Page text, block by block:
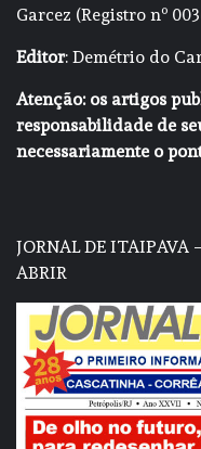
Garcez (Registro nº
Editor: Demétrio do
Atenção: os artigos
responsabilidade de
necessariamente o
JORNAL DE ITAIPAVA
ABRIR